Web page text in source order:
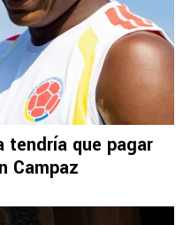
tendría que pagar
Campaz